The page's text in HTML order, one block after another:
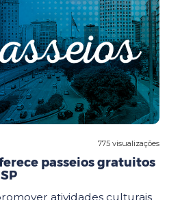
775 visualizações
passeios gratuitos
atividades culturais